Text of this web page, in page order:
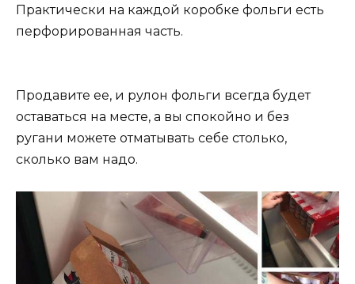
Практически на каждой коробке фольги есть
перфорированная часть.
Продавите ее, и рулон фольги всегда будет
оставаться на месте, а вы спокойно и без
ругани можете отматывать себе столько,
сколько вам надо.